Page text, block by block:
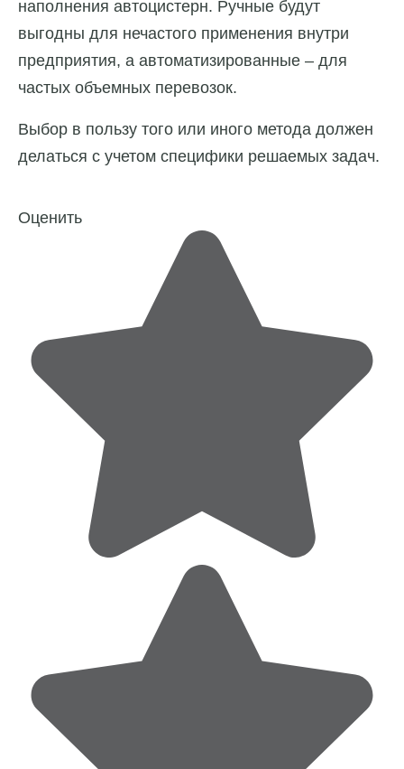
наполнения автоцистерн. Ручные будут
выгодны для нечастого применения внутри
предприятия, а автоматизированные – для
частых объемных перевозок.
Выбор в пользу того или иного метода должен
делаться с учетом специфики решаемых задач.
Оценить